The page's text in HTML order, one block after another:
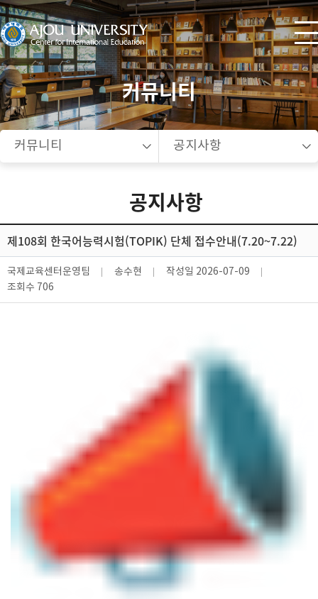
커뮤니티
커뮤니티 공지사항
공지사항
제108회 한국어능력시험(TOPIK) 단체 접수안내(7.20~7.22)
국제교육센터운영팀 송수현 작성일 2026-07-09
조회수 706